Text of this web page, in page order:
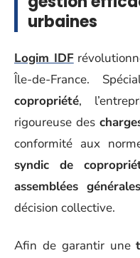
urbaines
Logim IDF
Île-de-France.
copropriété,
rigoureuse des
conformité aux
syndic de
assemblées générales
décision collective.
Afin de garantir une